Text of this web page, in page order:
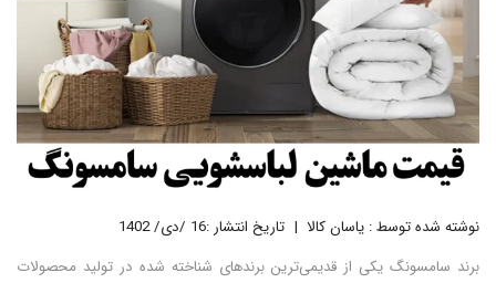
نوشته شده توسط : یاسان کالا
تاریخ انتشار :16 /دی/ 1402
برند سامسونگ یکی از قدیمی‌ترین برندهای شناخته شده در تولید محصولات